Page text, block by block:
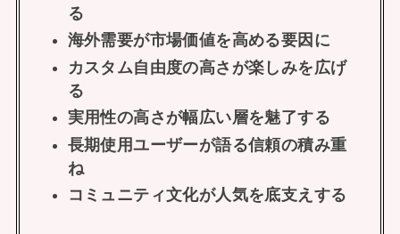
る
海外需要が市場価値を高める要因に
カスタム自由度の高さが楽しみを広げ
る
実用性の高さが幅広い層を魅了する
長期使用ユーザーが語る信頼の積み重
ね
コミュニティ文化が人気を底支えする